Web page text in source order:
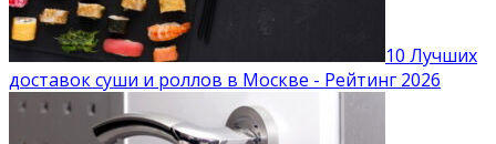
10 Лучших
доставок суши и роллов в Москве - Рейтинг 2026